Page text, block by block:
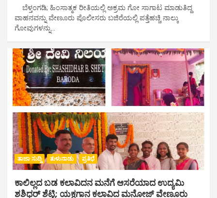
ಬೆಳ್ತಂಗಡಿ; ಹಿಂಸಾತ್ಮಕ ರೀತಿಯಲ್ಲಿ ಅಕ್ರಮ ಗೋ ಸಾಗಾಟ ಮಾಡುತಿದ್ದ
ವಾಹನವನ್ನು ವೇಣೂರು ಪೊಲೀಸರು ಬಜಿರೆಯಲ್ಲಿ ಪತ್ತೆಹಚ್ಚಿ ನಾಲ್ಕು
ಗೋವುಗಳನ್ನು…
ತಾಜಾ ಸುದ್ದಿ ತುಳುನಾಡು ಪ್ರತಿಭೆ
ಕಾಲಿಲ್ಲದ ಬಡ ಕಲಾವಿದನ ಮನೆಗೆ ಆಸರೆಯಾದ ಉದ್ಯಮಿ
ಶಶಿಧರ್ ಶೆಟ್ಟಿ: ಯಕ್ಷಗಾನ ಕಲಾವಿದ ಮನೋಜ್ ವೇಣೂರು